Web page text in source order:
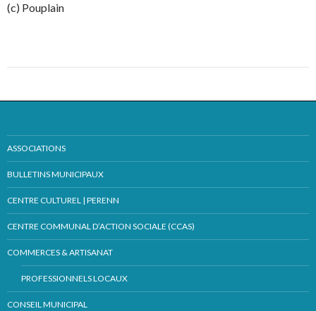
(c) Pouplain
ASSOCIATIONS
BULLETINS MUNICIPAUX
CENTRE CULTUREL | PERENN
CENTRE COMMUNAL D’ACTION SOCIALE (CCAS)
COMMERCES & ARTISANAT
PROFESSIONNELS LOCAUX
CONSEIL MUNICIPAL